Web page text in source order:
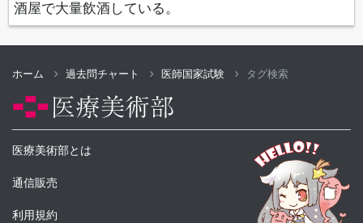
酒屋で大量飲酒している。
ホーム 過去問チャート 医師国家試験 タグ検索
医療美術部とは
通信販売
利用規約